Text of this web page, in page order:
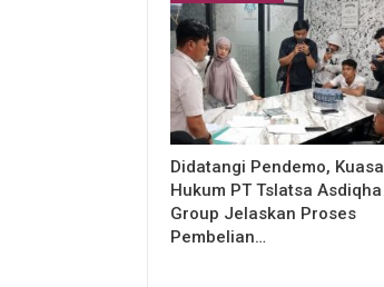
Didatangi Pendemo, Kuasa
Hukum PT Tslatsa Asdiqha
Group Jelaskan Proses
Pembelian…